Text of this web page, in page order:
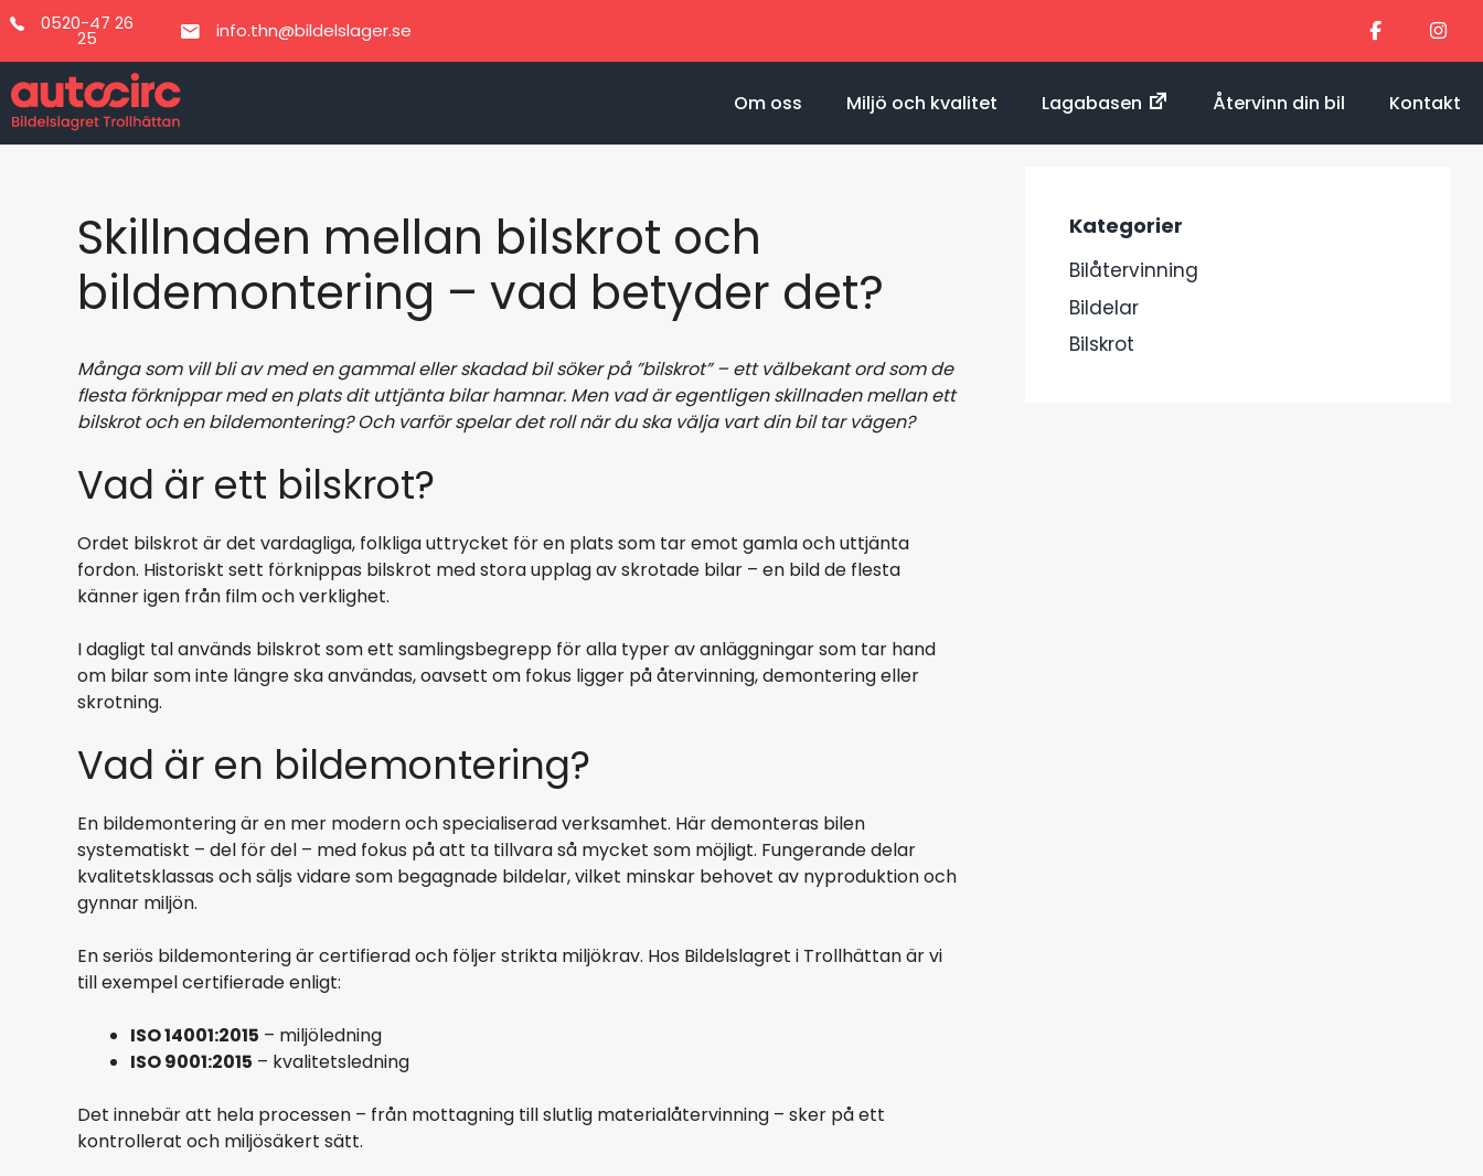
Hoppa
till
innehåll
0520-47 26
25 info.thn@bildelslager.se
Om oss Miljö och kvalitet Lagabasen Återvinn din bil Kontakt
Skillnaden mellan bilskrot och
bildemontering – vad betyder det?
Många som vill bli av med en gammal eller skadad bil söker på ”bilskrot” – ett välbekant ord som de
flesta förknippar med en plats dit uttjänta bilar hamnar. Men vad är egentligen skillnaden mellan ett
bilskrot och en bildemontering? Och varför spelar det roll när du ska välja vart din bil tar vägen?
Vad är ett bilskrot?
Ordet bilskrot är det vardagliga, folkliga uttrycket för en plats som tar emot gamla och uttjänta
fordon. Historiskt sett förknippas bilskrot med stora upplag av skrotade bilar – en bild de flesta
känner igen från film och verklighet.
I dagligt tal används bilskrot som ett samlingsbegrepp för alla typer av anläggningar som tar hand
om bilar som inte längre ska användas, oavsett om fokus ligger på återvinning, demontering eller
skrotning.
Vad är en bildemontering?
En bildemontering är en mer modern och specialiserad verksamhet. Här demonteras bilen
systematiskt – del för del – med fokus på att ta tillvara så mycket som möjligt. Fungerande delar
kvalitetsklassas och säljs vidare som begagnade bildelar, vilket minskar behovet av nyproduktion och
gynnar miljön.
En seriös bildemontering är certifierad och följer strikta miljökrav. Hos Bildelslagret i Trollhättan är vi
till exempel certifierade enligt:
ISO 14001:2015 – miljöledning
ISO 9001:2015 – kvalitetsledning
Det innebär att hela processen – från mottagning till slutlig materialåtervinning – sker på ett
kontrollerat och miljösäkert sätt.
Kategorier
Bilåtervinning
Bildelar
Bilskrot